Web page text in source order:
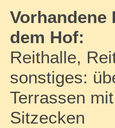
dem Hof:
Reithalle,
sonstiges:
Terrassen
Sitzecken